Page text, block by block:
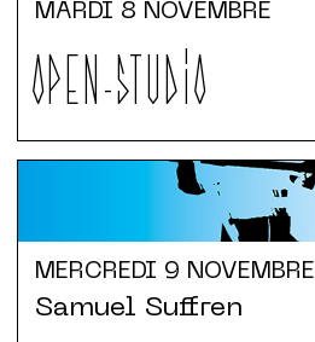
MARDI 8 NOVEMBRE
OPEN-STUDIO
MERCREDI 9 NOVEMBRE
Samuel Suffren